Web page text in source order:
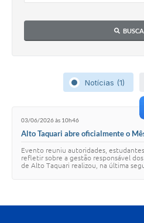
Notícias (1)
03/06/2026 às 10h46
Alto Taquari abre oficialmente o
Evento reuniu autoridades,
refletir sobre a gestão responsável
de Alto Taquari realizou, na última